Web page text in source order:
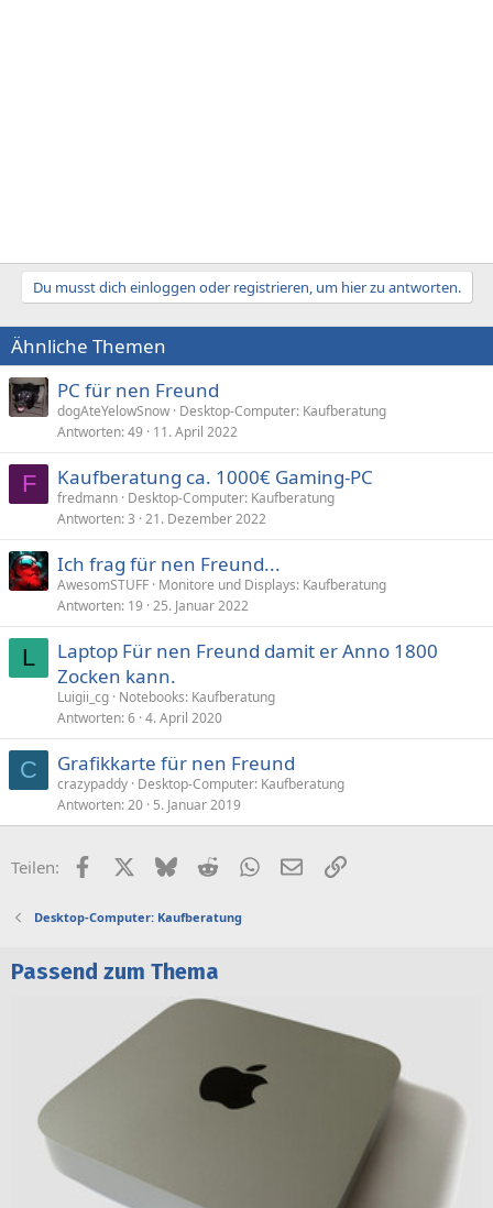
Du musst dich einloggen oder registrieren, um hier zu antworten.
Ähnliche Themen
PC für nen Freund
dogAteYelowSnow Desktop-Computer: Kaufberatung
Antworten 49 11. April 2022
F Kaufberatung ca. 1000€ Gaming-PC
fredmann Desktop-Computer: Kaufberatung
Antworten 3 21. Dezember 2022
Ich frag für nen Freund...
AwesomSTUFF Monitore und Displays: Kaufberatung
Antworten 19 25. Januar 2022
L
Laptop Für nen Freund damit er Anno 1800
Zocken kann.
Luigii_cg Notebooks: Kaufberatung
Antworten 6 4. April 2020
C Grafikkarte für nen Freund
crazypaddy Desktop-Computer: Kaufberatung
Antworten 20 5. Januar 2019
Teilen: FacebookX (Twitter)
BlueskyRedditWhatsApp
E-MailLink
Desktop-Computer: Kaufberatung
Passend zum Thema